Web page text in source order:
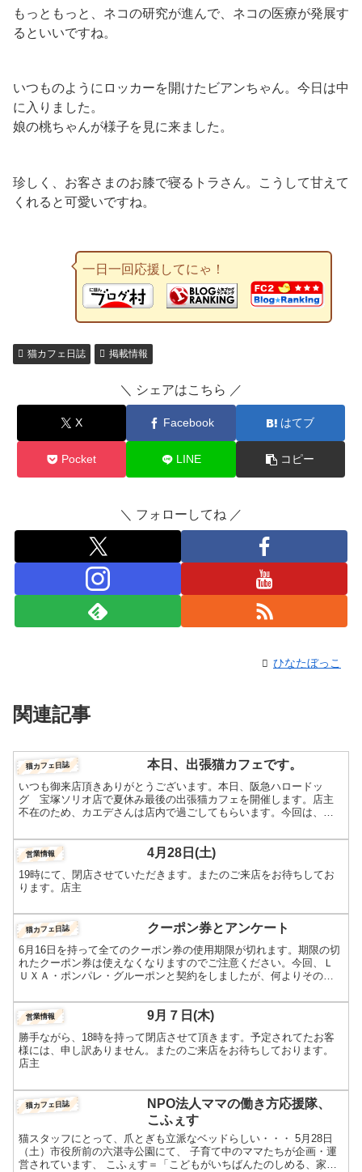
もっともっと、ネコの研究が進んで、ネコの医療が発展す
るといいですね。
いつものようにロッカーを開けたビアンちゃん。今日は中
に入りました。
娘の桃ちゃんが様子を見に来ました。
珍しく、お客さまのお膝で寝るトラさん。こうして甘えて
くれると可愛いですね。
一日一回応援してにゃ！
猫カフェ日誌 掲載情報
＼ シェアはこちら ／
X Facebook はてブ
Pocket LINE コピー
＼ フォローしてね ／
ひなたぼっこ
関連記事
猫カフェ日誌 本日、出張猫カフェです。
いつも御来店頂きありがとうございます。本日、阪急ハロードッ
グ 宝塚ソリオ店で夏休み最後の出張猫カフェを開催します。店主
不在のため、カエデさんは店内で過ごしてもらいます。今回は、当
来...
営業情報 4月28日(土)
19時にて、閉店させていただきます。またのご来店をお待ちしてお
ります。店主
猫カフェ日誌 クーポン券とアンケート
6月16日を持って全てのクーポン券の使用期限が切れます。期限の切
れたクーポン券は使えなくなりますのでご注意ください。今回、Ｌ
ＵＸＡ・ポンパレ・グルーポンと契約をしましたが、何よりその利
営業情報 9月７日(木)
勝手ながら、18時を持って閉店させて頂きます。予定されてたお客
様には、申し訳ありません。またのご来店をお待ちしております。
店主
猫カフェ日誌
NPO法人ママの働き方応援隊、
こふぇす
猫スタッフにとって、爪とぎも立派なベッドらしい・・・ 5月28日
（土）市役所前の六湛寺公園にて、 子育て中のママたちが企画・運
営されています、 こふぇす＝「こどもがいちばんたのしめる、家族